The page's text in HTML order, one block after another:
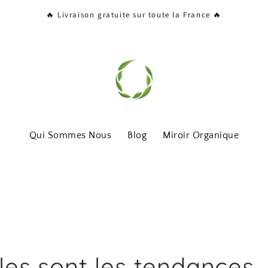
🔥 Livraison gratuite sur toute la France 🔥
Qui Sommes Nous Blog Miroir Organique